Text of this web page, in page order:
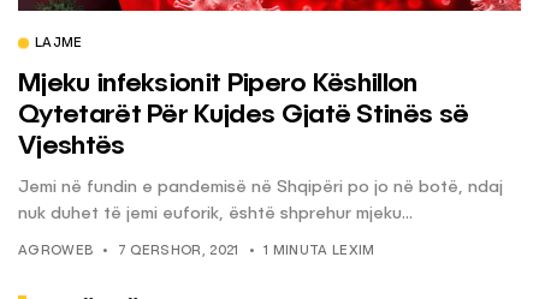
LAJME
Mjeku infeksionit Pipero Këshillon
Qytetarët Për Kujdes Gjatë Stinës së
Vjeshtës
Jemi në fundin e pandemisë në Shqipëri po jo në botë, ndaj
nuk duhet të jemi euforik, është shprehur mjeku...
AGROWEB 7 QERSHOR, 2021 1 MINUTA LEXIM